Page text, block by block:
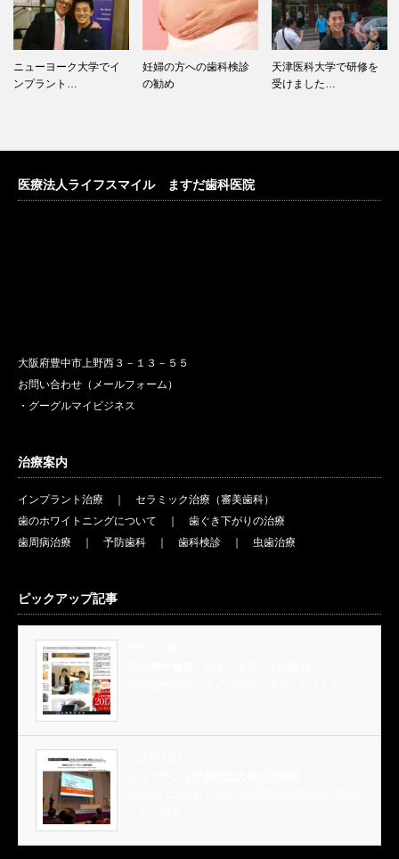
ニューヨーク大学でイ
ンプラント…
妊婦の方への歯科検診
の勧め
天津医科大学で研修を
受けました…
医療法人ライフスマイル ますだ歯科医院
大阪府豊中市上野西３－１３－５５
お問い合わせ（メールフォーム）
・グーグルマイビジネス
治療案内
インプラント治療
セラミック治療（審美歯科）
歯のホワイトニングについて
歯ぐき下がりの治療
歯周病治療
予防歯科 歯科検診 虫歯治療
ピックアップ記事